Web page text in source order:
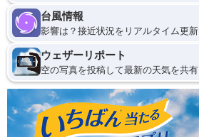
台風情報
影響は？接近状況をリアルタイム更新
ウェザーリポート
空の写真を投稿して最新の天気を共有